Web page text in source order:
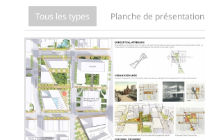
Tous les types Planche de présentation